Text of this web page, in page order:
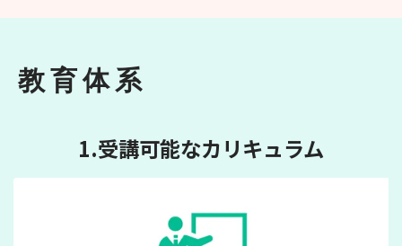
教育体系
1.受講可能なカリキュラム